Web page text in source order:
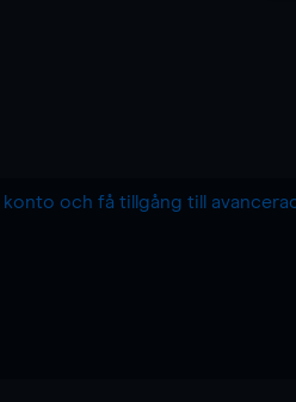
konto och få tillgång till